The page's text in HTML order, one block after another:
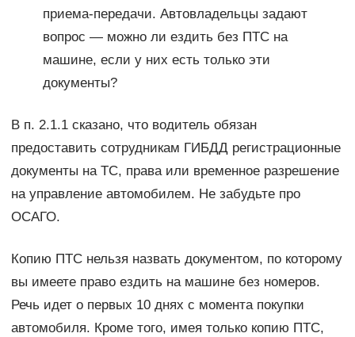
приема-передачи. Автовладельцы задают
вопрос — можно ли ездить без ПТС на
машине, если у них есть только эти
документы?
В п. 2.1.1 сказано, что водитель обязан
предоставить сотрудникам ГИБДД регистрационные
документы на ТС, права или временное разрешение
на управление автомобилем. Не забудьте про
ОСАГО.
Копию ПТС нельзя назвать документом, по которому
вы имеете право ездить на машине без номеров.
Речь идет о первых 10 днях с момента покупки
автомобиля. Кроме того, имея только копию ПТС,